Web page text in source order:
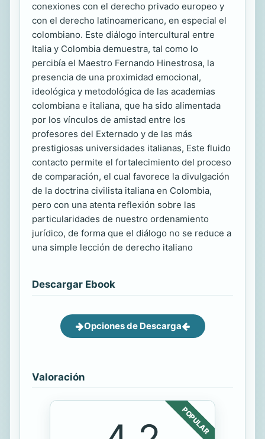
conexiones con el derecho privado europeo y
con el derecho latinoamericano, en especial el
colombiano. Este diálogo intercultural entre
Italia y Colombia demuestra, tal como lo
percibía el Maestro Fernando Hinestrosa, la
presencia de una proximidad emocional,
ideológica y metodológica de las academias
colombiana e italiana, que ha sido alimentada
por los vínculos de amistad entre los
profesores del Externado y de las más
prestigiosas universidades italianas, Este fluido
contacto permite el fortalecimiento del proceso
de comparación, el cual favorece la divulgación
de la doctrina civilista italiana en Colombia,
pero con una atenta reflexión sobre las
particularidades de nuestro ordenamiento
jurídico, de forma que el diálogo no se reduce a
una simple lección de derecho italiano
Descargar Ebook
Opciones de Descarga
Valoración
POPULAR